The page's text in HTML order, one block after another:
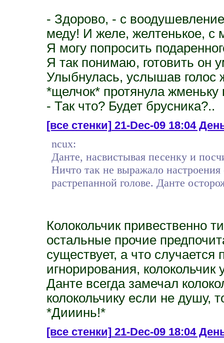
- Здорово, - с
меду! И желе, желтенькое, с
Я могу попросить
Я так понимаю, готовить он
Улыбнулась, услышав голос
*щелчок* протянула
- Так что? Будет брусника?..
[все стенки]21-Dec-09 18:04
ncux:
Данте, насвистывая песенку и
Ничто так не выражало
растрепанной голове. Данте
Колокольчик привественно
остальные прочие
существует, а что случается
игнорирования,
Данте всегда замечал
колокольчику если не душу,
*Дииинь!*
[все стенки]21-Dec-09 18:04